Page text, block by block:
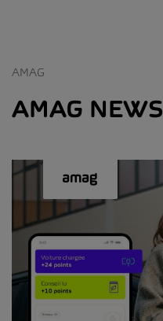
AMAG
AMAG NEWS